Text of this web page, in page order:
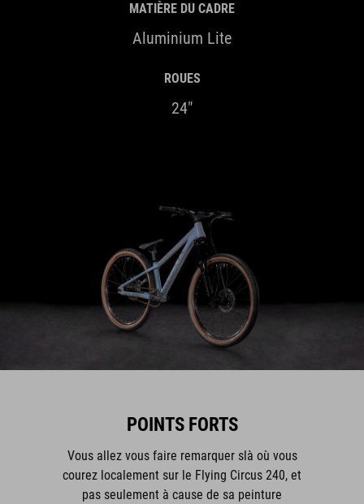
MATIÈRE DU CADRE
Aluminium Lite
ROUES
24"
POINTS FORTS
Vous allez vous faire remarquer slà où vous
courez localement sur le Flying Circus 240, et
pas seulement à cause de sa peinture